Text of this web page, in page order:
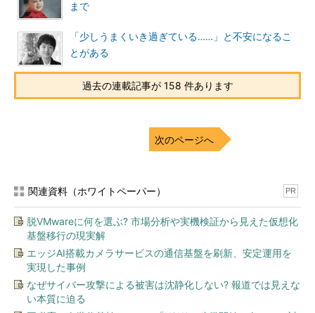
まで
「少しうまくいき過ぎている……」と不安になるこ
とがある
過去の連載記事が 158 件あります
次のページへ
関連資料（ホワイトペーパー） PR
脱VMwareに何を選ぶ? 市場分析や実機検証から見えた仮想化
基盤移行の現実解
エッジAI搭載カメラサービスの通信基盤を刷新、安定運用を
実現した事例
なぜサイバー攻撃による被害は沈静化しない? 報道では見えな
い本質に迫る